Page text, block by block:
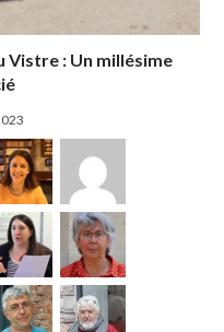
Vistre : Un millésime